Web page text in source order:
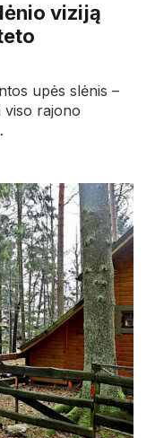
viziją
upės slėnis –
viso rajono